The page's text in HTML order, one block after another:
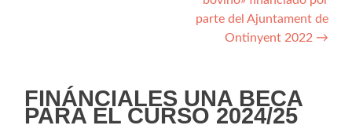
parte del Ajuntament de
Ontinyent 2022 →
FINÁNCIALES UNA BECA
PARA EL CURSO 2024/25